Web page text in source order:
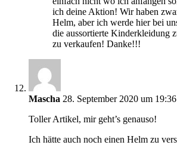
ich deine Aktion! Wir haben
Helm, aber ich werde hier bei
die aussortierte Kinderkleidung
zu verkaufen! Danke!!!
Mascha 28. September 2020 um
Toller Artikel, mir geht’s genauso!
Ich hätte auch noch einen Helm zu